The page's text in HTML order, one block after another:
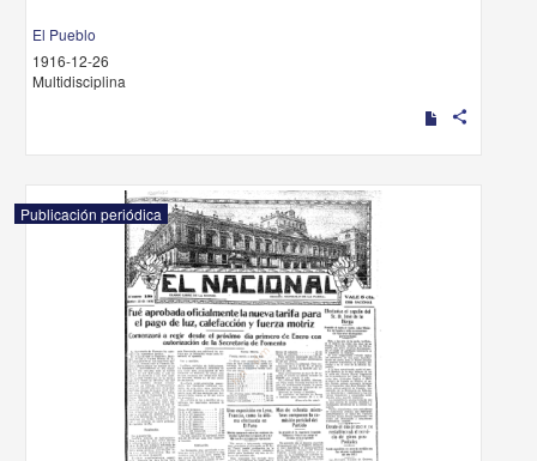
El Pueblo
1916-12-26
Multidisciplina
share
Publicación periódica